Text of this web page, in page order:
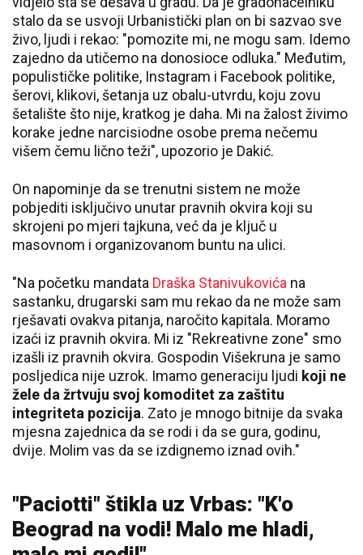
stalo da se usvoji Urbanistički plan on bi sazvao sve
živo, ljudi i rekao: "pomozite mi, ne mogu sam. Idemo
zajedno da utičemo na donosioce odluka." Međutim,
populističke politike, Instagram i Facebook politike,
šerovi, klikovi, šetanja uz obalu-utvrdu, koju zovu
šetalište što nije, kratkog je daha. Mi na žalost živimo
korake jedne narcisiodne osobe prema nečemu
višem čemu lično teži", upozorio je Dakić.
On napominje da se trenutni sistem ne može
pobjediti isključivo unutar pravnih okvira koji su
skrojeni po mjeri tajkuna, već da je ključ u
masovnom i organizovanom buntu na ulici.
"Na početku mandata Draška Stanivukovića na
sastanku, drugarski sam mu rekao da ne može sam
rješavati ovakva pitanja, naročito kapitala. Moramo
izaći iz pravnih okvira. Mi iz "Rekreativne zone" smo
izašli iz pravnih okvira. Gospodin Višekruna je samo
posljedica nije uzrok. Imamo generaciju ljudi koji ne
žele da žrtvuju svoj komoditet za zaštitu
integriteta pozicija. Zato je mnogo bitnije da svaka
mjesna zajednica da se rodi i da se gura, godinu,
dvije. Molim vas da se izdignemo iznad ovih."
"Paciotti" štikla uz Vrbas: "K'o
Beograd na vodi! Malo me hladi,